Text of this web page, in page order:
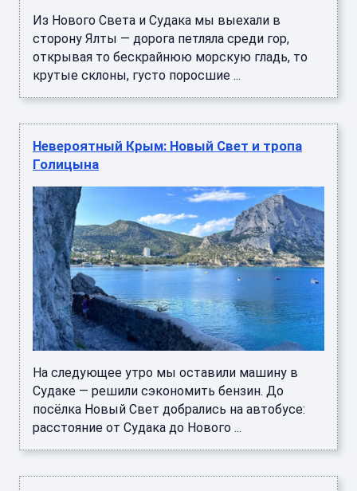
Из Нового Света и Судака мы выехали в
сторону Ялты — дорога петляла среди гор,
открывая то бескрайнюю морскую гладь, то
крутые склоны, густо поросшие ...
Невероятный Крым: Новый Свет и тропа
Голицына
На следующее утро мы оставили машину в
Судаке — решили сэкономить бензин. До
посёлка Новый Свет добрались на автобусе:
расстояние от Судака до Нового ...